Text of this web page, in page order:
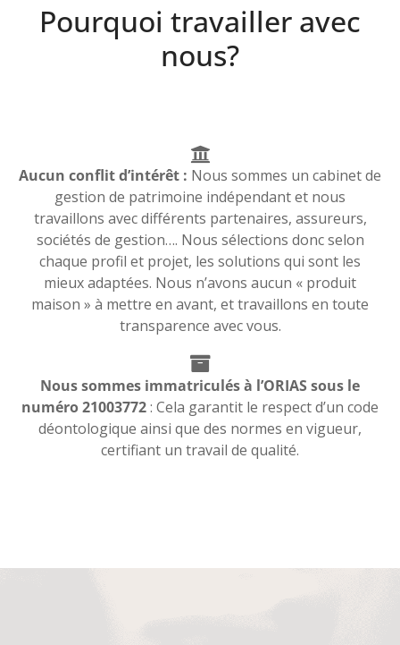
Pourquoi travailler avec
nous?
Aucun conflit d’intérêt : Nous sommes un cabinet de
gestion de patrimoine indépendant et nous
travaillons avec différents partenaires, assureurs,
sociétés de gestion…. Nous sélections donc selon
chaque profil et projet, les solutions qui sont les
mieux adaptées. Nous n’avons aucun « produit
maison » à mettre en avant, et travaillons en toute
transparence avec vous.
Nous sommes immatriculés à l’ORIAS sous le
numéro 21003772: Cela garantit le respect d’un code
déontologique ainsi que des normes en vigueur,
certifiant un travail de qualité.